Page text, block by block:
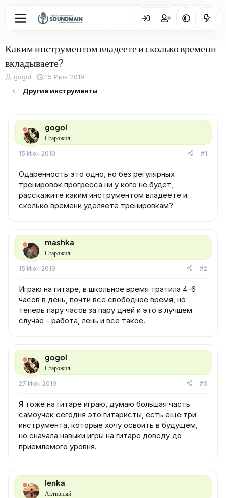
Каким инструментом владеете и сколько времени
вкладываете?
А
т
р
т
м
gogol
Д
т
н
а
ч
а
а
15 Июн 2019
Другие инструменты
gogol
Старожил
15 Июн 2019 #1
Одарённость это одно, но без регулярных
тренировок прогресса ни у кого не будет,
расскажите каким инструментом владеете и
сколько времени уделяете тренировкам?
mashka
Старожил
15 Июн 2019 #2
Играю на гитаре, в школьное время тратила 4-6
часов в день, почти всё свободное время, но
теперь пару часов за пару дней и это в лучшем
случае - работа, лень и всё такое.
gogol
Старожил
27 Июн 2019 #3
Я тоже на гитаре играю, думаю большая часть
самоучек сегодня это гитаристы, есть ещё три
инструмента, которые хочу освоить в будущем,
но сначала навыки игры на гитаре доведу до
приемлемого уровня.
lenka
Активный